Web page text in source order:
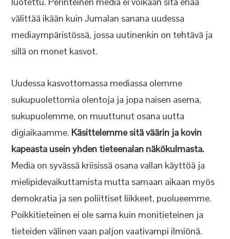
välittää ikään kuin Jumalan sanana uudessa
mediaympäristössä, jossa uutinenkin on tehtävä ja
sillä on monet kasvot.
Uudessa kasvottomassa mediassa olemme
sukupuolettomia olentoja ja jopa naisen asema,
sukupuolemme, on muuttunut osana uutta
digiaikaamme. Käsittelemme sitä väärin ja kovin
kapeasta usein yhden tieteenalan näkökulmasta.
Media on syvässä kriisissä osana vallan käyttöä ja
mielipidevaikuttamista mutta samaan aikaan myös
demokratia ja sen poliittiset liikkeet, puolueemme.
Poikkitieteinen ei ole sama kuin monitieteinen ja
tieteiden välinen vaan paljon vaativampi ilmiönä.